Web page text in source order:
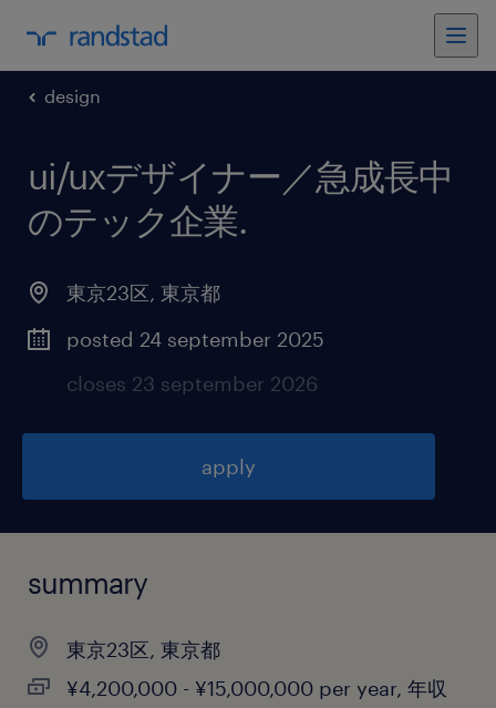
design
ui/uxデザイナー／急成長中
のテック企業.
東京23区, 東京都
posted 24 september 2025
closes 23 september 2026
apply
summary
東京23区, 東京都
¥4,200,000 - ¥15,000,000 per year, 年収